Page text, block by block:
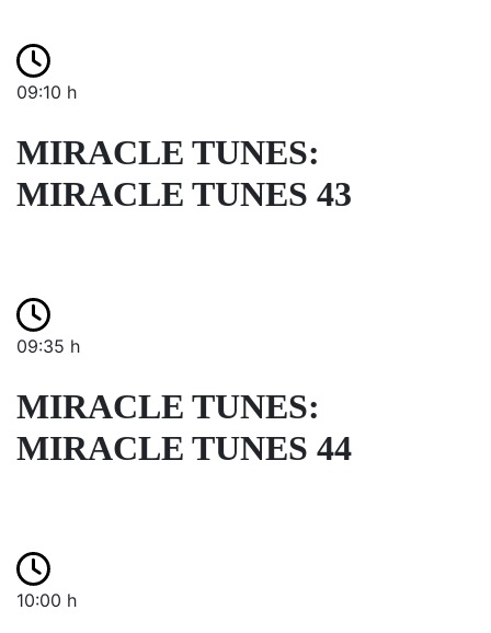
09:10 h
MIRACLE TUNES:
MIRACLE TUNES 43
09:35 h
MIRACLE TUNES:
MIRACLE TUNES 44
10:00 h